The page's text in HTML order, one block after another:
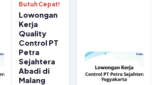
Butuh Cepat!
Lowongan
Kerja
Quality
Control PT
Petra
Sejahtera
Abadi di
Malang